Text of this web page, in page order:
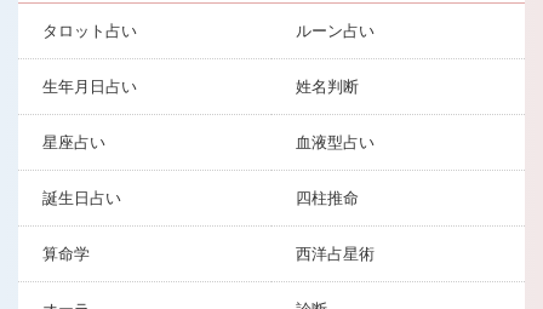
タロット占い ルーン占い
生年月日占い 姓名判断
星座占い 血液型占い
誕生日占い 四柱推命
算命学 西洋占星術